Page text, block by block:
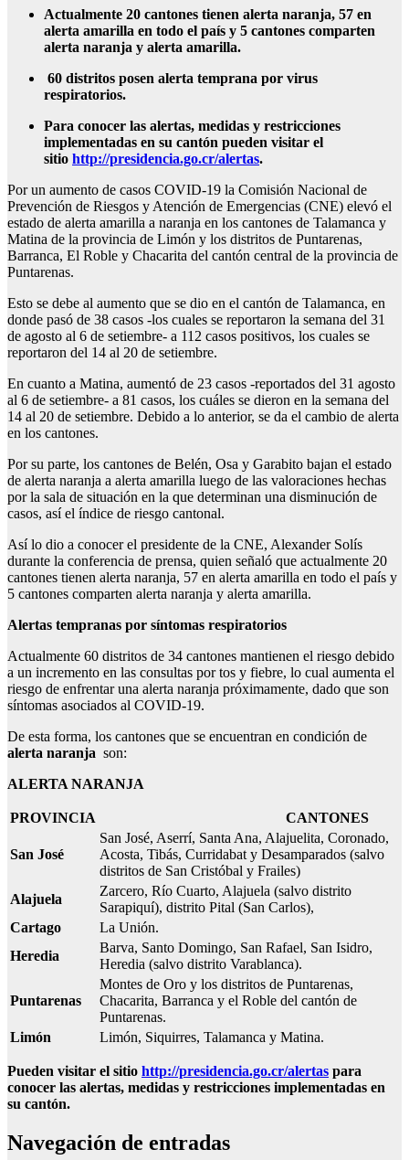
Actualmente 20 cantones tienen alerta naranja, 57 en
alerta amarilla en todo el país y 5 cantones comparten
alerta naranja y alerta amarilla.
60 distritos posen alerta temprana por virus
respiratorios.
Para conocer las alertas, medidas y restricciones
implementadas en su cantón pueden visitar el
sitio http://presidencia.go.cr/alertas.
Por un aumento de casos COVID-19 la Comisión Nacional de
Prevención de Riesgos y Atención de Emergencias (CNE) elevó el
estado de alerta amarilla a naranja en los cantones de Talamanca y
Matina de la provincia de Limón y los distritos de Puntarenas,
Barranca, El Roble y Chacarita del cantón central de la provincia de
Puntarenas.
Esto se debe al aumento que se dio en el cantón de Talamanca, en
donde pasó de 38 casos -los cuales se reportaron la semana del 31
de agosto al 6 de setiembre- a 112 casos positivos, los cuales se
reportaron del 14 al 20 de setiembre.
En cuanto a Matina, aumentó de 23 casos -reportados del 31 agosto
al 6 de setiembre- a 81 casos, los cuáles se dieron en la semana del
14 al 20 de setiembre. Debido a lo anterior, se da el cambio de alerta
en los cantones.
Por su parte, los cantones de Belén, Osa y Garabito bajan el estado
de alerta naranja a alerta amarilla luego de las valoraciones hechas
por la sala de situación en la que determinan una disminución de
casos, así el índice de riesgo cantonal.
Así lo dio a conocer el presidente de la CNE, Alexander Solís
durante la conferencia de prensa, quien señaló que actualmente 20
cantones tienen alerta naranja, 57 en alerta amarilla en todo el país y
5 cantones comparten alerta naranja y alerta amarilla.
Alertas tempranas por síntomas respiratorios
Actualmente 60 distritos de 34 cantones mantienen el riesgo debido
a un incremento en las consultas por tos y fiebre, lo cual aumenta el
riesgo de enfrentar una alerta naranja próximamente, dado que son
síntomas asociados al COVID-19.
De esta forma, los cantones que se encuentran en condición de
alerta naranja son:
ALERTA NARANJA
PROVINCIA CANTONES
San José
San José, Aserrí, Santa Ana, Alajuelita, Coronado,
Acosta, Tibás, Curridabat y Desamparados (salvo
distritos de San Cristóbal y Frailes)
Alajuela
Zarcero, Río Cuarto, Alajuela (salvo distrito
Sarapiquí), distrito Pital (San Carlos),
Cartago
La Unión.
Heredia
Barva, Santo Domingo, San Rafael, San Isidro,
Heredia (salvo distrito Varablanca).
Puntarenas
Montes de Oro y los distritos de Puntarenas,
Chacarita, Barranca y el Roble del cantón de
Puntarenas.
Limón
Limón, Siquirres, Talamanca y Matina.
Pueden visitar el sitio http://presidencia.go.cr/alertas para
conocer las alertas, medidas y restricciones implementadas en
su cantón.
Navegación de entradas